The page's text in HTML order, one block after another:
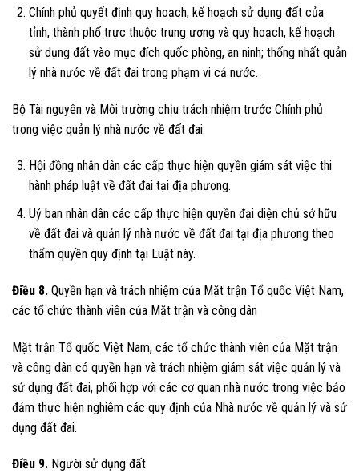
Chính phủ quyết định quy hoạch, kế hoạch sử dụng đất của
tỉnh, thành phố trực thuộc trung ương và quy hoạch, kế hoạch
sử dụng đất vào mục đích quốc phòng, an ninh; thống nhất quản
lý nhà nước về đất đai trong phạm vi cả nước.
Bộ Tài nguyên và Môi trường chịu trách nhiệm trước Chính phủ
trong việc quản lý nhà nước về đất đai.
Hội đồng nhân dân các cấp thực hiện quyền giám sát việc thi
hành pháp luật về đất đai tại địa phương.
Uỷ ban nhân dân các cấp thực hiện quyền đại diện chủ sở hữu
về đất đai và quản lý nhà nước về đất đai tại địa phương theo
thẩm quyền quy định tại Luật này.
Điều 8. Quyền hạn và trách nhiệm của Mặt trận Tổ quốc Việt Nam,
các tổ chức thành viên của Mặt trận và công dân
Mặt trận Tổ quốc Việt Nam, các tổ chức thành viên của Mặt trận
và công dân có quyền hạn và trách nhiệm giám sát việc quản lý và
sử dụng đất đai, phối hợp với các cơ quan nhà nước trong việc bảo
đảm thực hiện nghiêm các quy định của Nhà nước về quản lý và sử
dụng đất đai.
Điều 9. Người sử dụng đất